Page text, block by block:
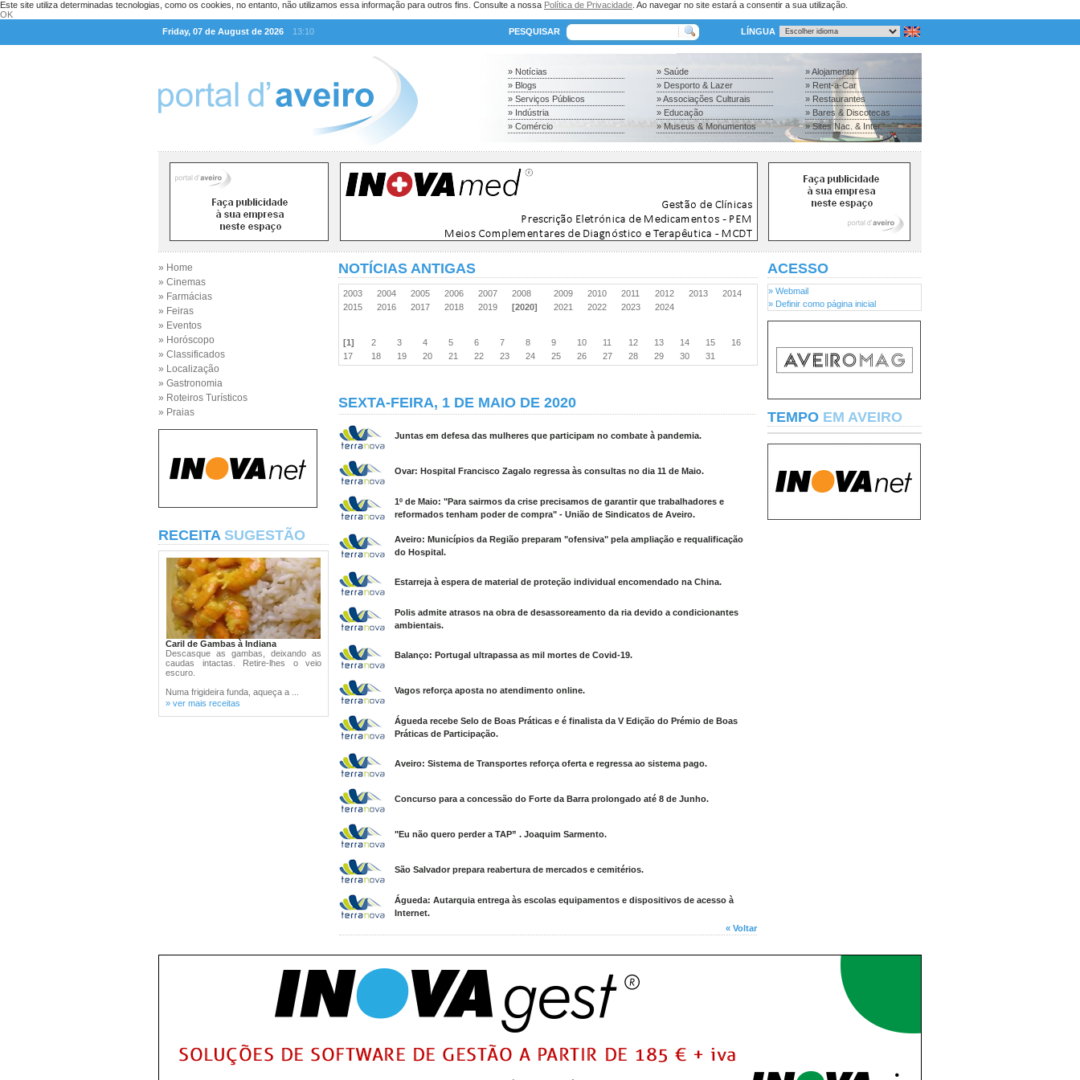
Este site utiliza determinadas tecnologias, como os cookies, no entanto, não utilizamos essa informação para outros fins. Consulte a nossa Política de Privacidade . Ao navegar no site estará a consentir a sua utilização.
OK
Friday, 07 de August de 2026
13:10 PESQUISAR LÍNGUA
» Notícias
» Blogs
» Serviços Públicos
» Indústria
» Comércio
» Saúde
» Desporto & Lazer
» Associações Culturais
» Educação
» Museus & Monumentos
» Alojamento
» Rent-a-Car
» Restaurantes
» Bares & Discotecas
» Sites Nac. & Inter.
» Home
» Cinemas
» Farmácias
» Feiras
» Eventos
» Horóscopo
» Classificados
» Localização
» Gastronomia
» Roteiros Turísticos
» Praias
RECEITA SUGESTÃO
Caril de Gambas à Indiana
Descasque as gambas, deixando as
caudas intactas. Retire-lhes o veio
escuro.
Numa frigideira funda, aqueça a ...
» ver mais receitas
NOTÍCIAS ANTIGAS
2003 2004 2005 2006 2007 2008 2009 2010 2011 2012 2013
2014
2015
2016 2017 2018 2019 [2020] 2021 2022 2023 2024
[1] 2 3 4 5 6 7 8 9 10 11 12 13 14 15
16
17
18 19 20 21 22 23 24 25 26 27 28 29 30 31
SEXTA-FEIRA, 1 DE MAIO DE 2020
Juntas em defesa das mulheres que participam no combate à pandemia.
Ovar: Hospital Francisco Zagalo regressa às consultas no dia 11 de Maio.
1º de Maio: "Para sairmos da crise precisamos de garantir que trabalhadores e
reformados tenham poder de compra" - União de Sindicatos de Aveiro.
Aveiro: Municípios da Região preparam "ofensiva" pela ampliação e requalificação
do Hospital.
Estarreja à espera de material de proteção individual encomendado na China.
Polis admite atrasos na obra de desassoreamento da ria devido a condicionantes
ambientais.
Balanço: Portugal ultrapassa as mil mortes de Covid-19.
Vagos reforça aposta no atendimento online.
Águeda recebe Selo de Boas Práticas e é finalista da V Edição do Prémio de Boas
Práticas de Participação.
Aveiro: Sistema de Transportes reforça oferta e regressa ao sistema pago.
Concurso para a concessão do Forte da Barra prolongado até 8 de Junho.
"Eu não quero perder a TAP” . Joaquim Sarmento.
São Salvador prepara reabertura de mercados e cemitérios.
Águeda: Autarquia entrega às escolas equipamentos e dispositivos de acesso à
Internet.
« Voltar
ACESSO
» Webmail
» Definir como página inicial
TEMPO EM AVEIRO